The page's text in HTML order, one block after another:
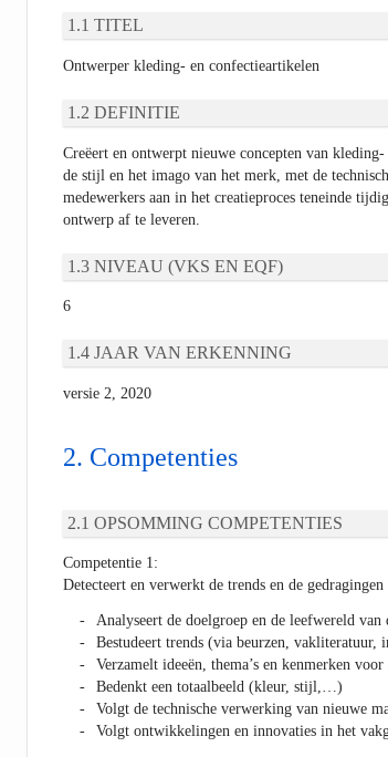
TITEL
Ontwerper kleding- en confectieartikelen
DEFINITIE
Creëert en ontwerpt nieuwe concepten van
de stijl en het imago van het merk, met de
medewerkers aan in het creatieproces teneinde
ontwerp af te leveren.
NIVEAU (VKS EN EQF)
6
JAAR VAN ERKENNING
versie 2, 2020
Competenties
OPSOMMING COMPETENTIES
Competentie 1:
Detecteert en verwerkt de trends en de
Analyseert de doelgroep en de leefwereld van
Bestudeert trends (via beurzen,
Verzamelt ideeën, thema’s en kenmerken
Bedenkt een totaalbeeld (kleur, stijl,…)
Volgt de technische verwerking van nieuwe
Volgt ontwikkelingen en innovaties in het